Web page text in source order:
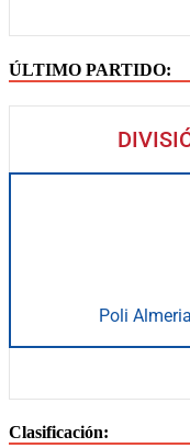
ÚLTIMO PARTIDO:
Poli
Clasificación: